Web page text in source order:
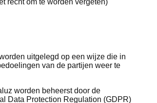
recht om te worden vergeten)
uitgelegd op een wijze die in
van de partijen weer te
worden beheerst door de
Data Protection Regulation (GDPR)